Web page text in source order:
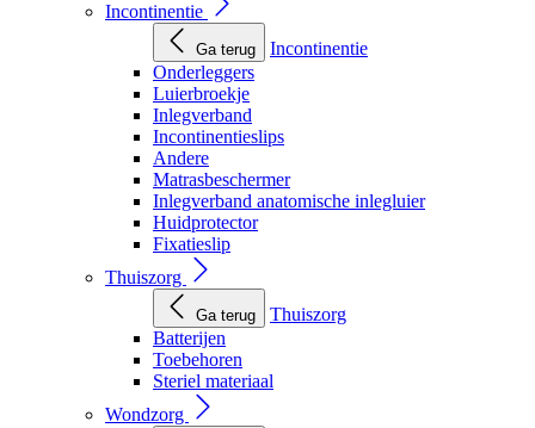
Incontinentie
Ga terug
Incontinentie
Onderleggers
Luierbroekje
Inlegverband
Incontinentieslips
Andere
Matrasbeschermer
Inlegverband anatomische inlegluier
Huidprotector
Fixatieslip
Thuiszorg
Ga terug
Thuiszorg
Batterijen
Toebehoren
Steriel materiaal
Wondzorg